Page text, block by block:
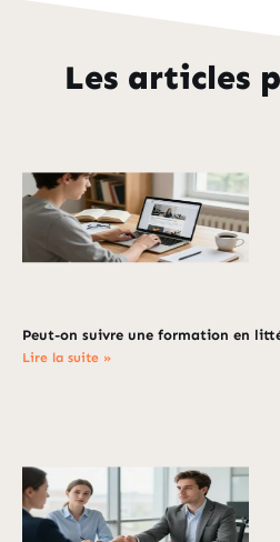
Les articles
Peut-on suivre une formation en
Lire la suite »